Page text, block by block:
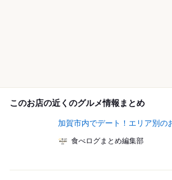
このお店の近くのグルメ情報まとめ
加賀市内でデート！エリア別の
食べログまとめ編集部